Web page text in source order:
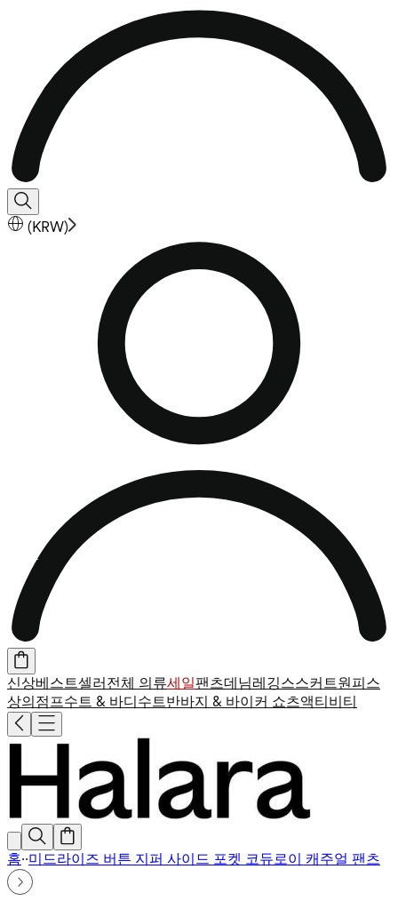
(KRW)
신상베스트셀러 전체 의류세일팬츠데님레깅스스커트원피스
상의 점프수트 & 바디수트반바지 & 바이커 쇼츠액티비티
홈··미드라이즈 버튼 지퍼 사이드 포켓 코듀로이 캐주얼 팬츠